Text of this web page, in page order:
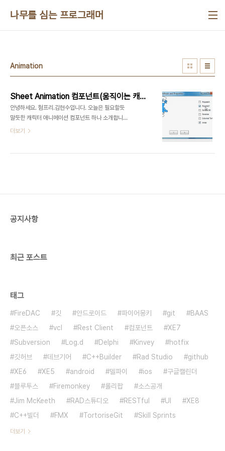
나무를 심는 프로그래머
Animation
Sheet Animation 컴포넌트(움직이는 캐릭터 컴포넌트) 소개
안녕하세요. 험프리.김현수입니다. 오늘은 필요할듯
말듯한 캐릭터 애니메이션 컴포넌트 하나 소개합니
다. TSprite라는 컴포넌트인데요. 오른쪽처럼 사용
니다. 아래와 같은 이미지가 순차적으로 표시됩니다.
더보기
공지사항
최근 포스트
태그
FireDAC 깃 안드로이드 파이어몽키 git
BAAS
오픈소스
vcl Rest Client 컴포넌트
XE7
Subversion
Log.d Delphi Kinvey
hotfix
깃허브
데브기어 C++Builder Rad Studio
github
XE6
XE5 android 델파이 ios
구글캘린더
블루투스
Firemonkey 롤리팝
소스공개
Jim McKeeth
RAD스튜디오 RESTful UI
XE8
C++빌더
FMX TortoriseGit Skill Sprints
더보기